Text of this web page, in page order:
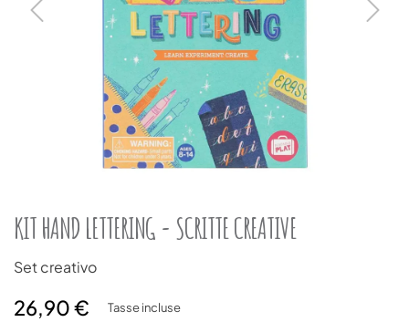
KIT HAND LETTERING - SCRITTE CREATIVE
Set creativo
26,90 € Tasse incluse